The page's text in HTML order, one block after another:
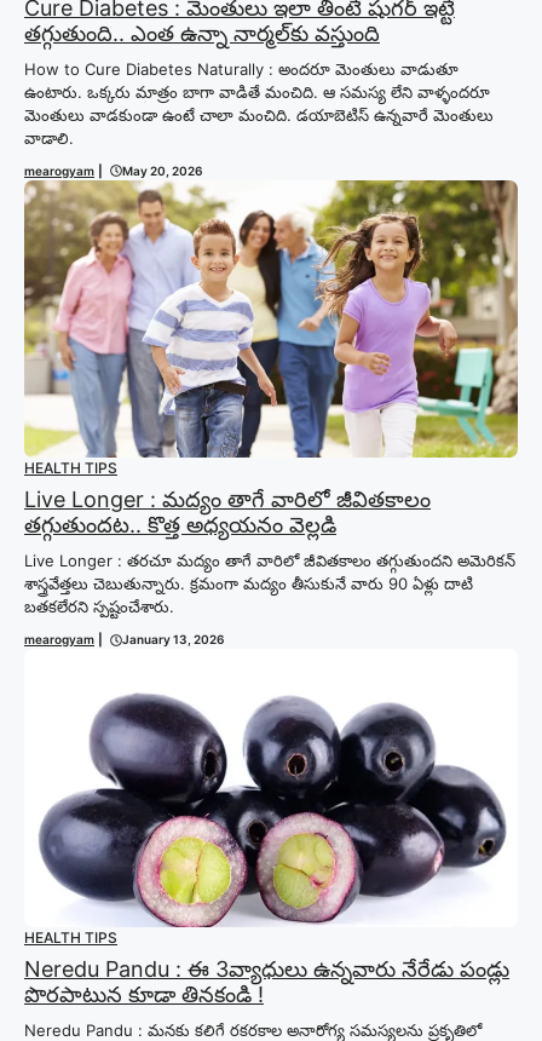
Cure Diabetes : మెంతులు ఇలా తింటే షుగర్ ఇట్టే
తగ్గుతుంది.. ఎంత ఉన్నా నార్మల్‍కు వస్తుంది
How to Cure Diabetes Naturally : అందరూ మెంతులు వాడుతూ
ఉంటారు. ఒక్కరు మాత్రం బాగా వాడితే మంచిది. ఆ సమస్య లేని వాళ్ళందరూ
మెంతులు వాడకుండా ఉంటే చాలా మంచిది. డయాబెటిస్ ఉన్నవారే మెంతులు
వాడాలి.
mearogyam May 20, 2026
HEALTH TIPS
Live Longer : మద్యం తాగే వారిలో జీవితకాలం
తగ్గుతుందట.. కొత్త అధ్యయనం వెల్లడి
Live Longer : తరచూ మద్యం తాగే వారిలో జీవితకాలం తగ్గుతుందని అమెరికన్
శాస్త్రవేత్తలు చెబుతున్నారు. క్రమంగా మద్యం తీసుకునే వారు 90 ఏళ్లు దాటి
బతకలేరని స్పష్టంచేశారు.
mearogyam January 13, 2026
HEALTH TIPS
Neredu Pandu : ఈ 3వ్యాధులు ఉన్నవారు నేరేడు పండ్లు
పొరపాటున కూడా తినకండి !
Neredu Pandu : మనకు కలిగే రకరకాల అనారోగ్య సమస్యలను ప్రకృతిలో